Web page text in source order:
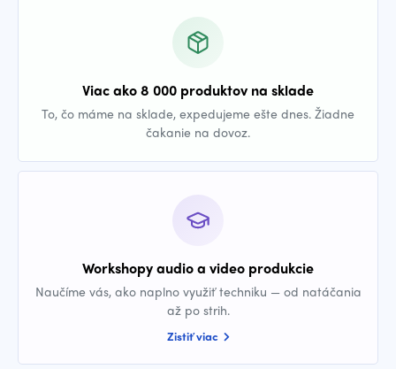
Viac ako 8 000 produktov na sklade
To, čo máme na sklade, expedujeme ešte dnes. Žiadne
čakanie na dovoz.
Workshopy audio a video produkcie
Naučíme vás, ako naplno využiť techniku — od natáčania
až po strih.
Zistiť viac